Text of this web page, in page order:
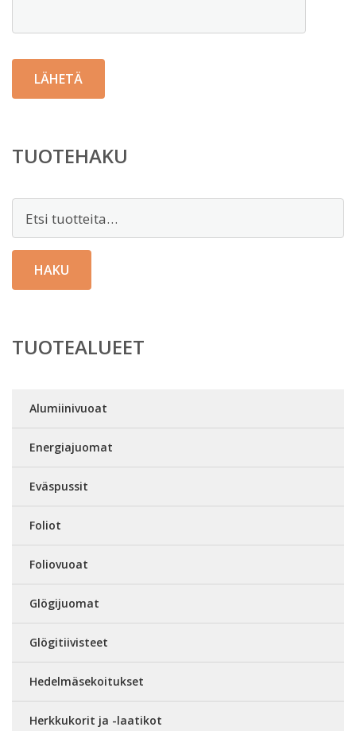
TUOTEHAKU
HAKU
TUOTEALUEET
Alumiinivuoat
Energiajuomat
Eväspussit
Foliot
Foliovuoat
Glögijuomat
Glögitiivisteet
Hedelmäsekoitukset
Herkkukorit ja -laatikot